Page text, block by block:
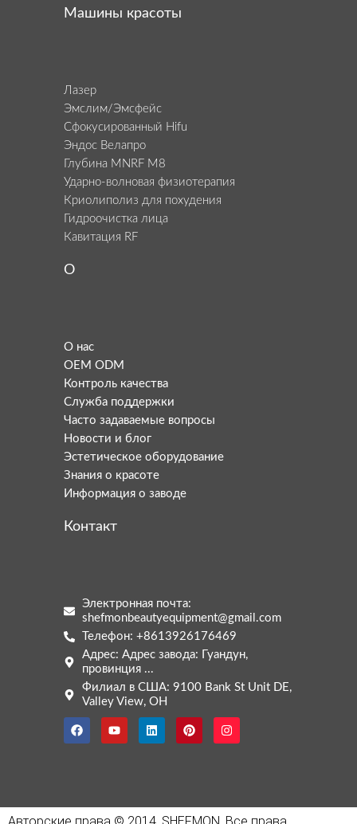
Машины красоты
Лазер
Эмслим/Эмсфейс
Сфокусированный Hifu
Эндос Велапро
Глубина MNRF M8
Ударно-волновая физиотерапия
Криолиполиз для похудения
Гидроочистка лица
Кавитация RF
О
О нас
OEM ODM
Контроль качества
Служба поддержки
Часто задаваемые вопросы
Новости и блог
Эстетическое оборудование
Знания о красоте
Информация о заводе
Контакт
Электронная почта:
shefmonbeautyequipment@gmail.com
Телефон: +8613926176469
Адрес: Адрес завода: Гуандун,
провинция ...
Филиал в США: 9100 Bank St Unit DE,
Valley View, OH
Авторские права © 2014, SHEFMON. Все права
Spanish
Korean